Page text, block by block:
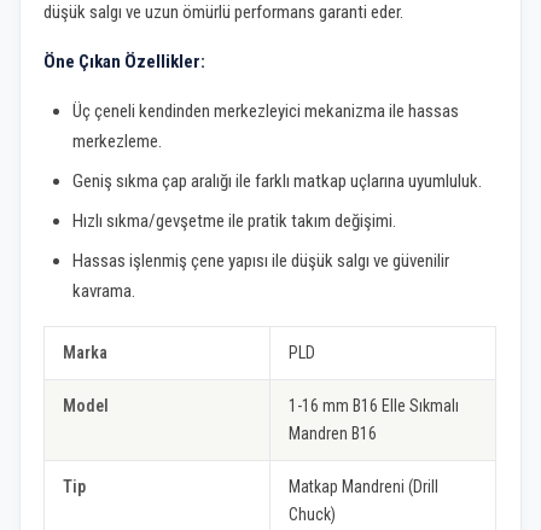
düşük salgı ve uzun ömürlü performans garanti eder.
Öne Çıkan Özellikler:
Üç çeneli kendinden merkezleyici mekanizma ile hassas
merkezleme.
Geniş sıkma çap aralığı ile farklı matkap uçlarına uyumluluk.
Hızlı sıkma/gevşetme ile pratik takım değişimi.
Hassas işlenmiş çene yapısı ile düşük salgı ve güvenilir
kavrama.
Marka PLD
Model
1-16 mm B16 Elle Sıkmalı
Mandren B16
Tip
Matkap Mandreni (Drill
Chuck)